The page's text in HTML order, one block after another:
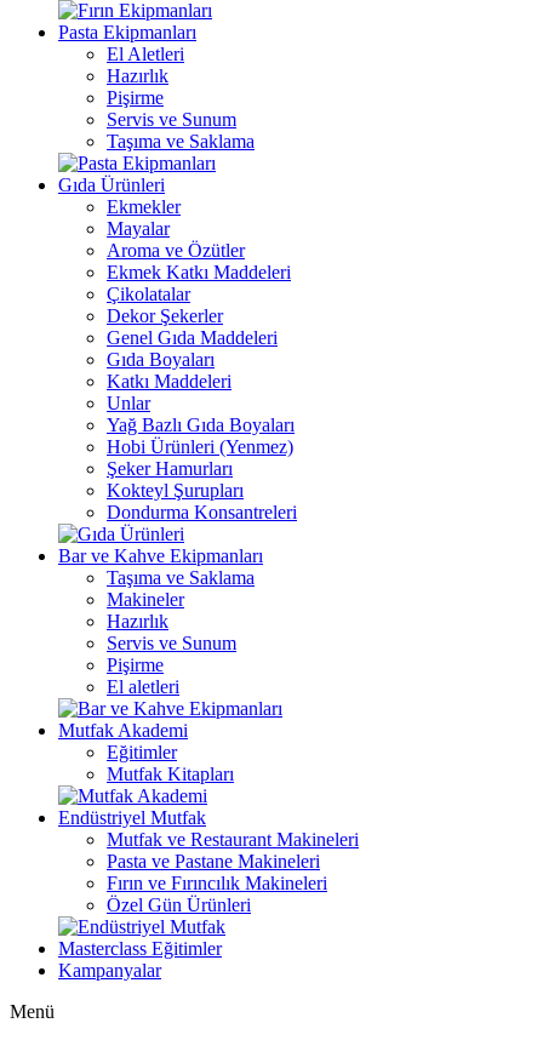
Pasta Ekipmanları
El Aletleri
Hazırlık
Pişirme
Servis ve Sunum
Taşıma ve Saklama
Gıda Ürünleri
Ekmekler
Mayalar
Aroma ve Özütler
Ekmek Katkı Maddeleri
Çikolatalar
Dekor Şekerler
Genel Gıda Maddeleri
Gıda Boyaları
Katkı Maddeleri
Unlar
Yağ Bazlı Gıda Boyaları
Hobi Ürünleri (Yenmez)
Şeker Hamurları
Kokteyl Şurupları
Dondurma Konsantreleri
Bar ve Kahve Ekipmanları
Taşıma ve Saklama
Makineler
Hazırlık
Servis ve Sunum
Pişirme
El aletleri
Mutfak Akademi
Eğitimler
Mutfak Kitapları
Endüstriyel Mutfak
Mutfak ve Restaurant Makineleri
Pasta ve Pastane Makineleri
Fırın ve Fırıncılık Makineleri
Özel Gün Ürünleri
Masterclass Eğitimler
Kampanyalar
Menü